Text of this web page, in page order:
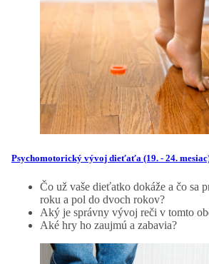
Psychomotorický vývoj dieťaťa (19. - 24.
Čo už vaše dieťatko dokáže a čo sa
roku a pol do dvoch rokov?
Aký je správny vývoj reči v tomto
Aké hry ho zaujmú a zabavia?